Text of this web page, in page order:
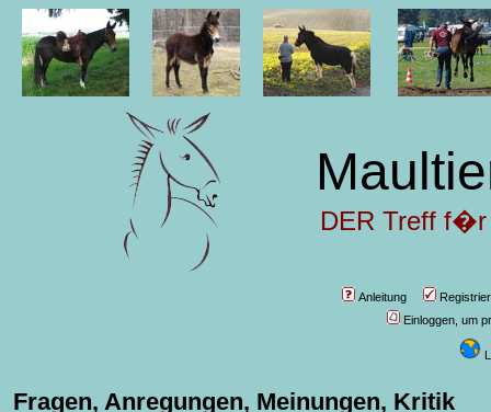
DER Treff f�r
Anleitung
Einloggen, um
Fragen, Anregungen, Meinungen, Kritik